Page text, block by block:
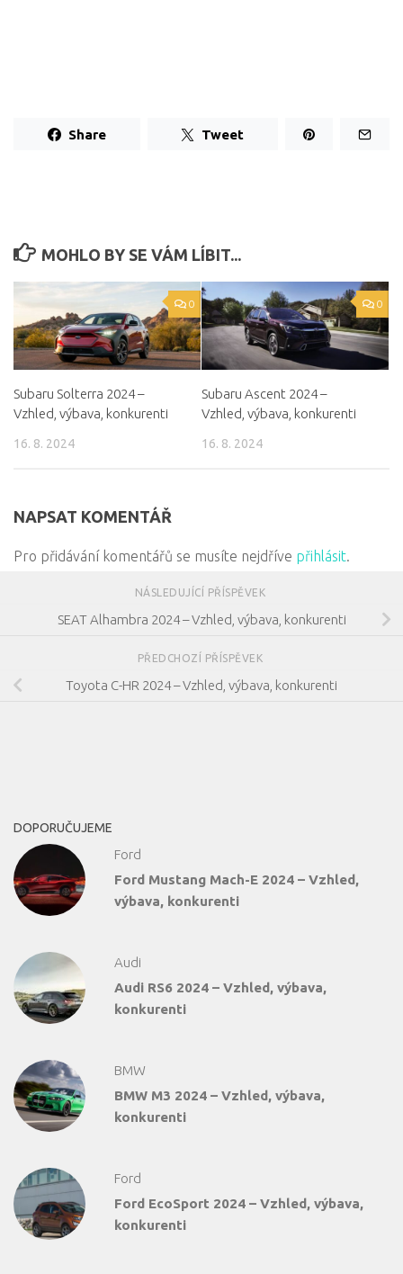
Share Tweet
MOHLO BY SE VÁM LÍBIT...
0
Subaru Solterra 2024 –
Vzhled, výbava, konkurenti
16. 8. 2024
0
Subaru Ascent 2024 –
Vzhled, výbava, konkurenti
16. 8. 2024
NAPSAT KOMENTÁŘ
Pro přidávání komentářů se musíte nejdříve přihlásit
NÁSLEDUJÍCÍ PŘÍSPĚVEK
SEAT Alhambra 2024 – Vzhled, výbava, konkurenti
PŘEDCHOZÍ PŘÍSPĚVEK
Toyota C-HR 2024 – Vzhled, výbava, konkurenti
DOPORUČUJEME
Ford
Ford Mustang Mach-E 2024 – Vzhled,
výbava, konkurenti
Audi
Audi RS6 2024 – Vzhled, výbava,
konkurenti
BMW
BMW M3 2024 – Vzhled, výbava,
konkurenti
Ford
Ford EcoSport 2024 – Vzhled, výbava,
konkurenti